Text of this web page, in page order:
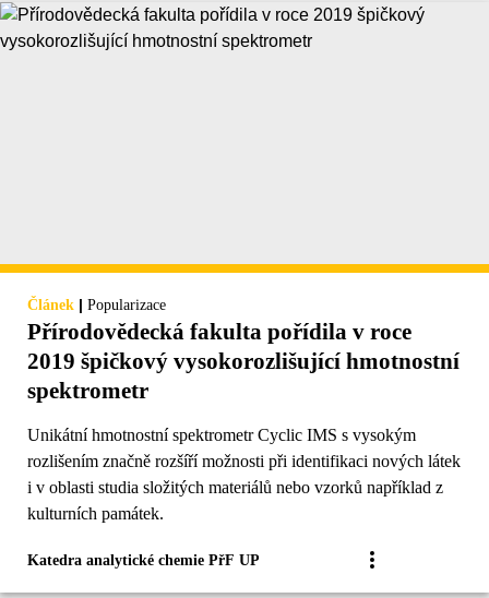
Článek | Popularizace
Přírodovědecká fakulta pořídila v roce
2019 špičkový vysokorozlišující hmotnostní
spektrometr
Unikátní hmotnostní spektrometr Cyclic IMS s vysokým
rozlišením značně rozšíří možnosti při identifikaci nových látek
i v oblasti studia složitých materiálů nebo vzorků například z
kulturních památek.
Katedra analytické chemie PřF UP